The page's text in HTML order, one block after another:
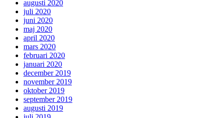
augusti 2020
juli 2020
juni 2020
maj 2020
april 2020
mars 2020
februari 2020
januari 2020
december 2019
november 2019
oktober 2019
september 2019
augusti 2019